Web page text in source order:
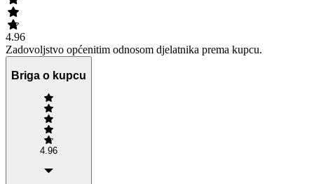
4.96
Zadovoljstvo općenitim odnosom djelatnika prema kupcu.
Briga o kupcu
4.96